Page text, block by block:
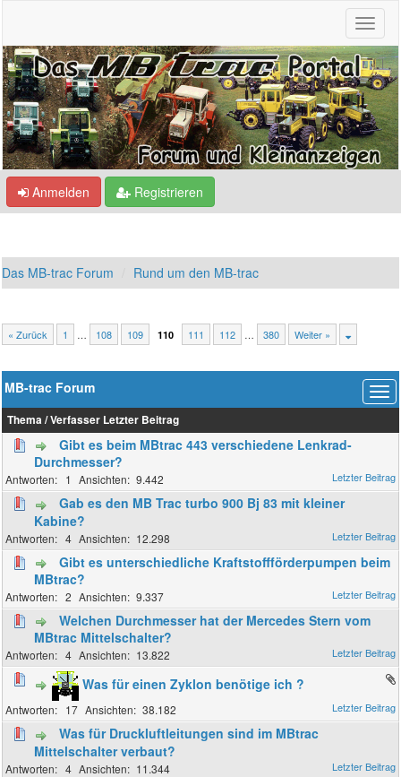
Anmelden Registrieren
Das MB-trac Forum Rund um den MB-trac
« Zurück 1 … 108 109 110 111 112 … 380 Weiter »
MB-trac Forum
Thema /Verfasser Letzter Beitrag
Gibt es beim MBtrac 443 verschiedene Lenkrad-
Durchmesser?
1 9.442
Gab es den MB Trac turbo 900 Bj 83 mit kleiner
Kabine?
4 12.298
Gibt es unterschiedliche Kraftstoffförderpumpen beim
MBtrac?
2 9.337
Welchen Durchmesser hat der Mercedes Stern vom
MBtrac Mittelschalter?
4 13.822
Was für einen Zyklon benötige ich ?
17 38.182
Was für Druckluftleitungen sind im MBtrac
Mittelschalter verbaut?
4 11.344